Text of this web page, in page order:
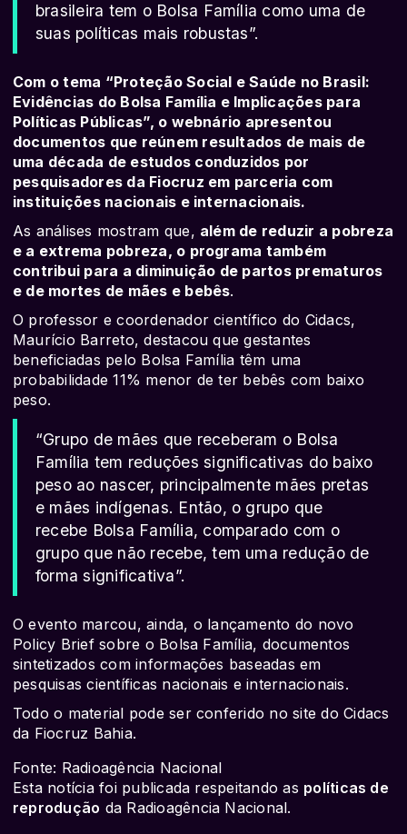
brasileira tem o Bolsa Família como uma de
suas políticas mais robustas”.
Com o tema “Proteção Social e Saúde no Brasil:
Evidências do Bolsa Família e Implicações para
Políticas Públicas”, o webnário apresentou
documentos que reúnem resultados de mais de
uma década de estudos conduzidos por
pesquisadores da Fiocruz em parceria com
instituições nacionais e internacionais.
As análises mostram que, além de reduzir a pobreza
e a extrema pobreza, o programa também
contribui para a diminuição de partos prematuros
e de mortes de mães e bebês.
O professor e coordenador científico do Cidacs,
Maurício Barreto, destacou que gestantes
beneficiadas pelo Bolsa Família têm uma
probabilidade 11% menor de ter bebês com baixo
peso.
“Grupo de mães que receberam o Bolsa
Família tem reduções significativas do baixo
peso ao nascer, principalmente mães pretas
e mães indígenas. Então, o grupo que
recebe Bolsa Família, comparado com o
grupo que não recebe, tem uma redução de
forma significativa”.
O evento marcou, ainda, o lançamento do novo
Policy Brief sobre o Bolsa Família, documentos
sintetizados com informações baseadas em
pesquisas científicas nacionais e internacionais.
Todo o material pode ser conferido no site do Cidacs
da Fiocruz Bahia.
Fonte: Radioagência Nacional
Esta notícia foi publicada respeitando as políticas de
reprodução da Radioagência Nacional.